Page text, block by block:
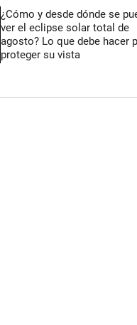
¿Cómo y desde dónde se
ver el eclipse solar total de
agosto? Lo que debe hacer
proteger su vista